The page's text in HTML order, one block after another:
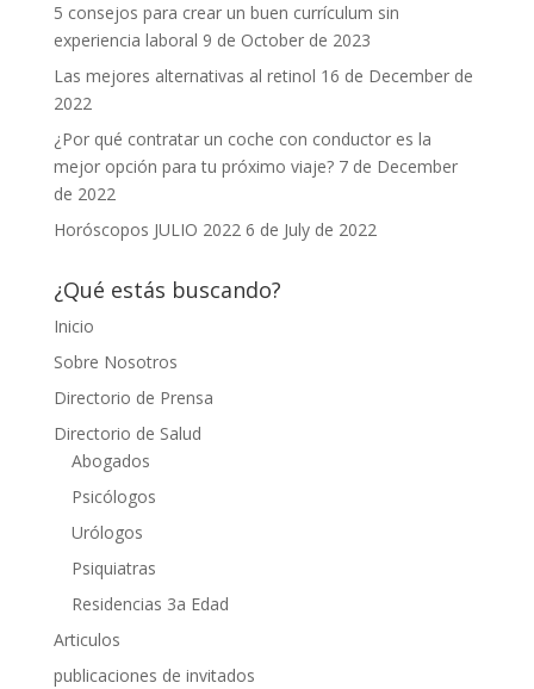
5 consejos para crear un buen currículum sin
experiencia laboral 9 de October de 2023
Las mejores alternativas al retinol 16 de December de
2022
¿Por qué contratar un coche con conductor es la
mejor opción para tu próximo viaje? 7 de December
de 2022
Horóscopos JULIO 2022 6 de July de 2022
¿Qué estás buscando?
Inicio
Sobre Nosotros
Directorio de Prensa
Directorio de Salud
Abogados
Psicólogos
Urólogos
Psiquiatras
Residencias 3a Edad
Articulos
publicaciones de invitados